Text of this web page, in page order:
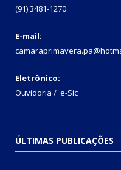
(91) 3481-1270
E-mail:
Eletrônico:
Ouvidoria / e-Sic
ÚLTIMAS PUBLICAÇÕES